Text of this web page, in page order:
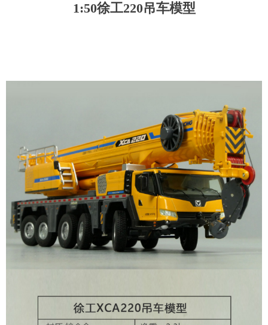
1:50徐工220吊车模型